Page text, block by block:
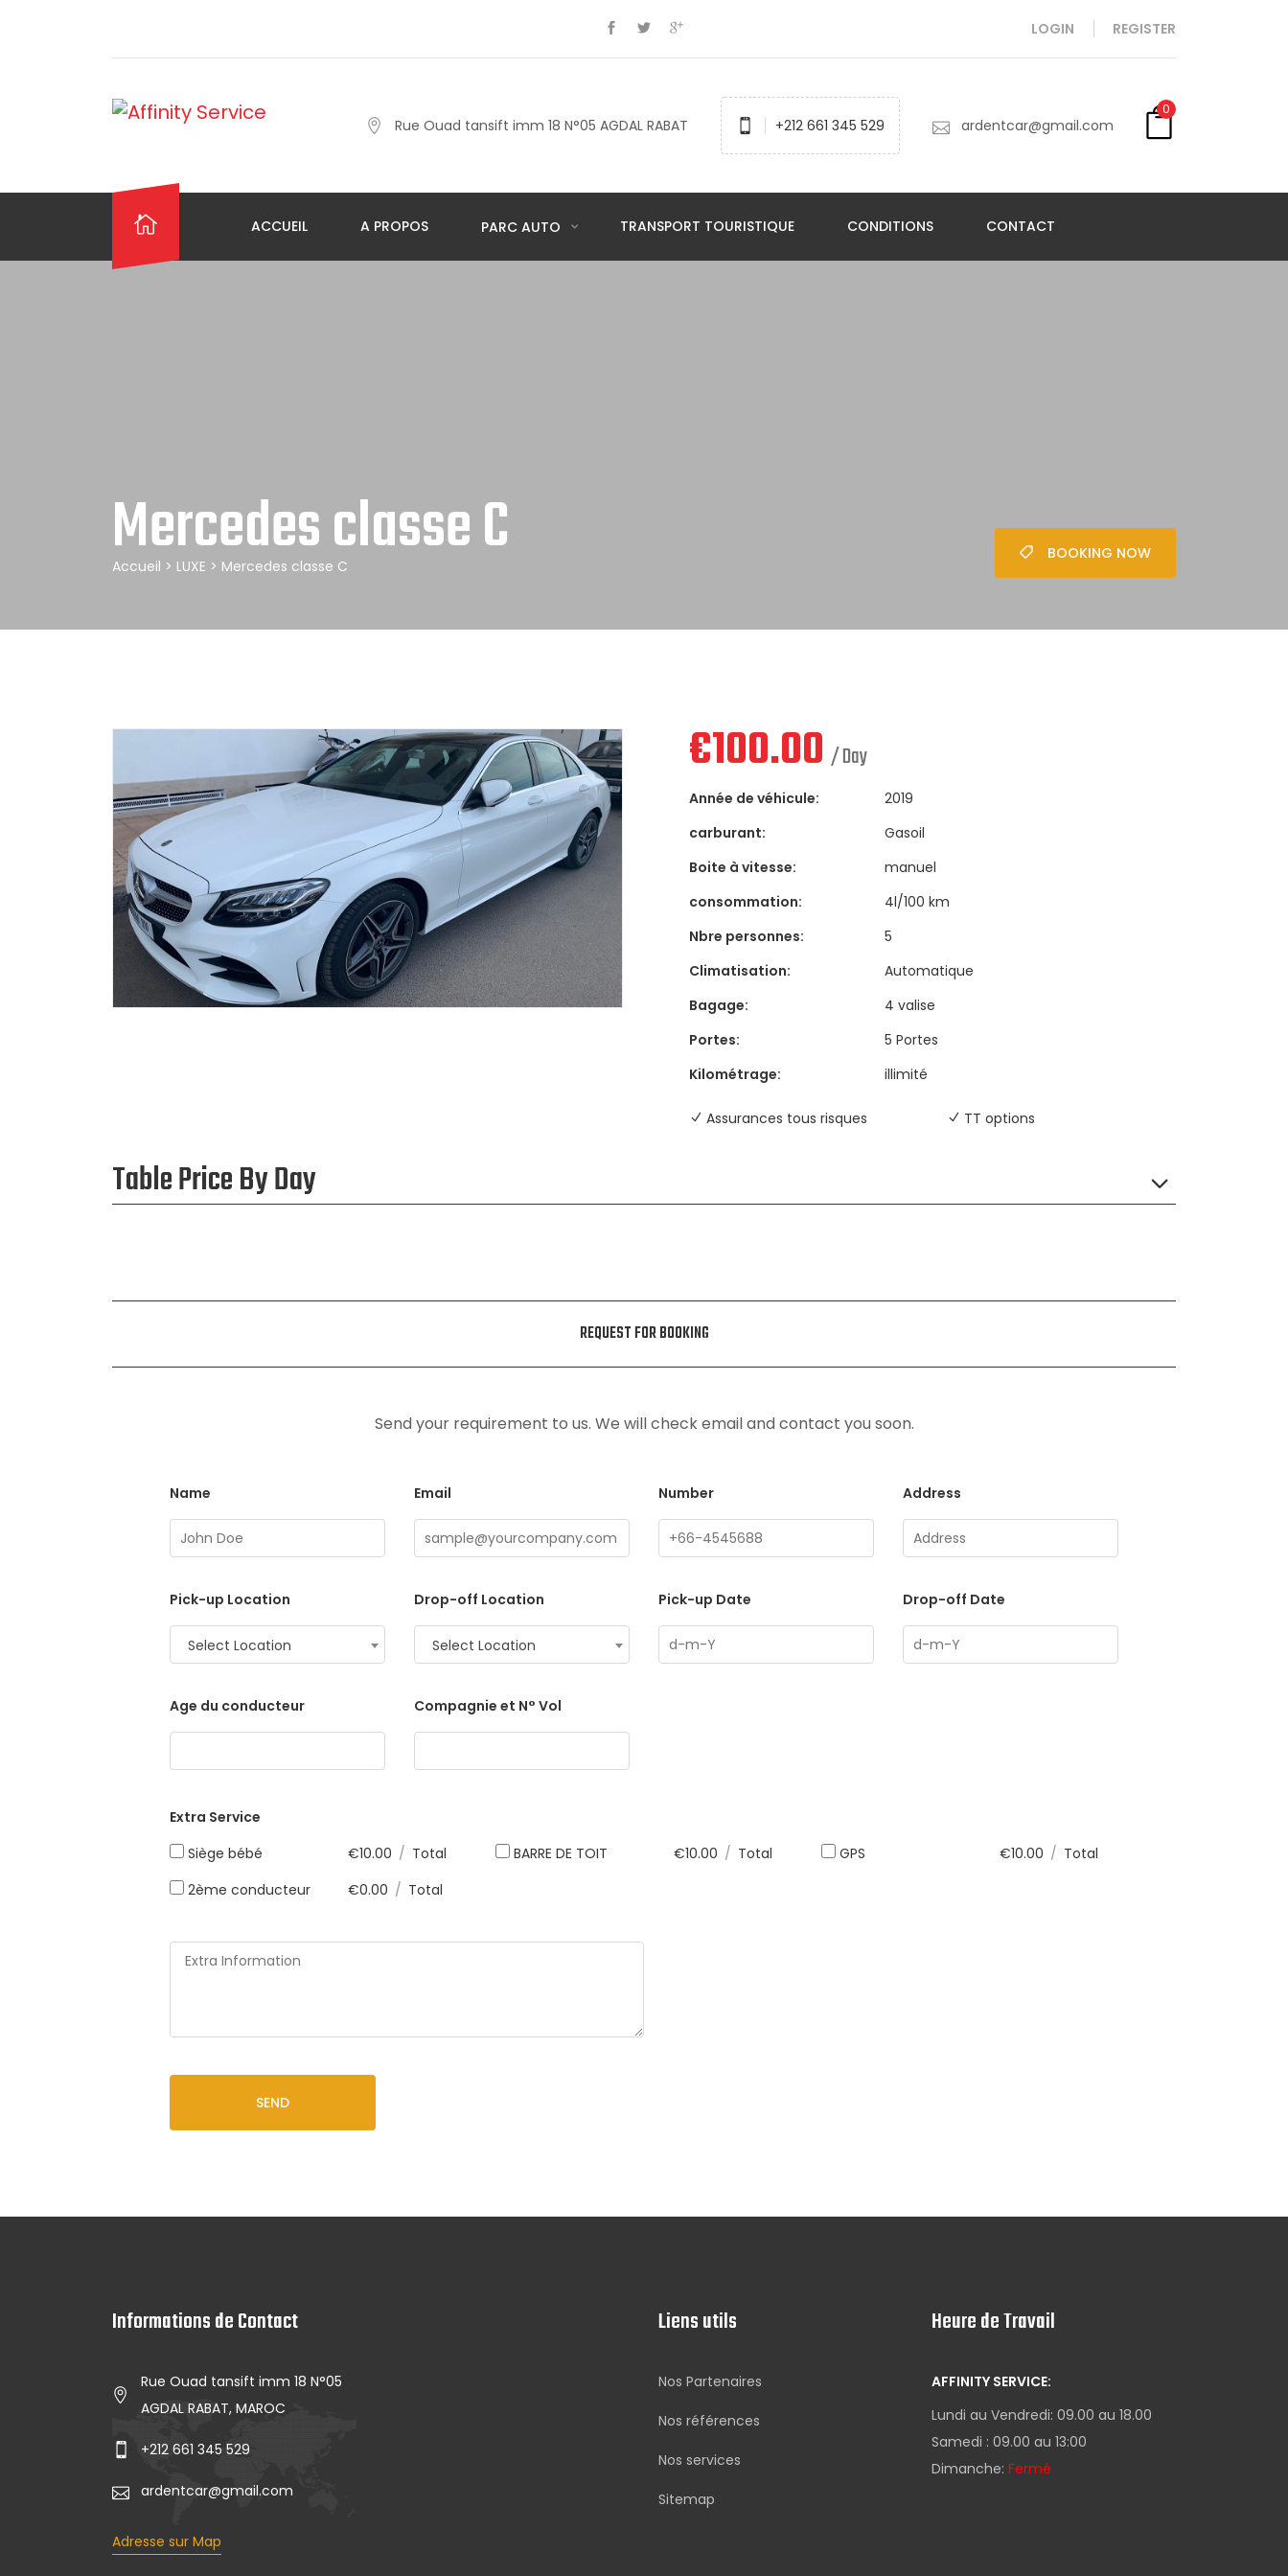
LOGIN REGISTER
Rue Ouad tansift imm 18 N°05 AGDAL RABAT +212 661 345 529 ardentcar@gmail.com
0
ACCUEIL A PROPOS PARC AUTO TRANSPORT TOURISTIQUE CONDITIONS CONTACT
Mercedes classe C
Accueil > LUXE > Mercedes classe C
BOOKING NOW
€100.00 / Day
Année de véhicule:
2019
carburant:
Gasoil
Boite à vitesse:
manuel
consommation:
4l/100 km
Nbre personnes:
5
Climatisation:
Automatique
Bagage:
4 valise
Portes:
5 Portes
Kilométrage:
illimité
Assurances tous risques TT options
Table Price By Day
REQUEST FOR BOOKING
Send your requirement to us. We will check email and contact you soon.
Name Email Number Address
Pick-up Location
Select Location
Drop-off Location
Select Location
Pick-up Date Drop-off Date
Age du conducteur Compagnie et N° Vol
Extra Service
Siège bébé
€10.00 / Total BARRE DE TOIT €10.00 / Total GPS €10.00 / Total
2ème conducteur
€0.00 / Total
SEND
Informations de Contact
Rue Ouad tansift imm 18 N°05
AGDAL RABAT, MAROC
+212 661 345 529
ardentcar@gmail.com
Adresse sur Map
Liens utils
Nos Partenaires
Nos références
Nos services
Sitemap
Heure de Travail
AFFINITY SERVICE:
Lundi au Vendredi: 09.00 au 18.00
Samedi : 09.00 au 13:00
Dimanche: Fermé